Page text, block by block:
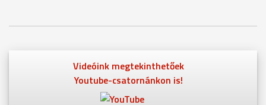
Videóink megtekinthetőek
Youtube-csatornánkon is!